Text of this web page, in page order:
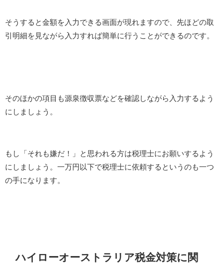
そうすると金額を入力できる画面が現れますので、先ほどの取
引明細を見ながら入力すれば簡単に行うことができるのです。
そのほかの項目も源泉徴収票などを確認しながら入力するよう
にしましょう。
もし「それも嫌だ！」と思われる方は税理士にお願いするよう
にしましょう。一万円以下で税理士に依頼するというのも一つ
の手になります。
ハイローオーストラリア税金対策に関